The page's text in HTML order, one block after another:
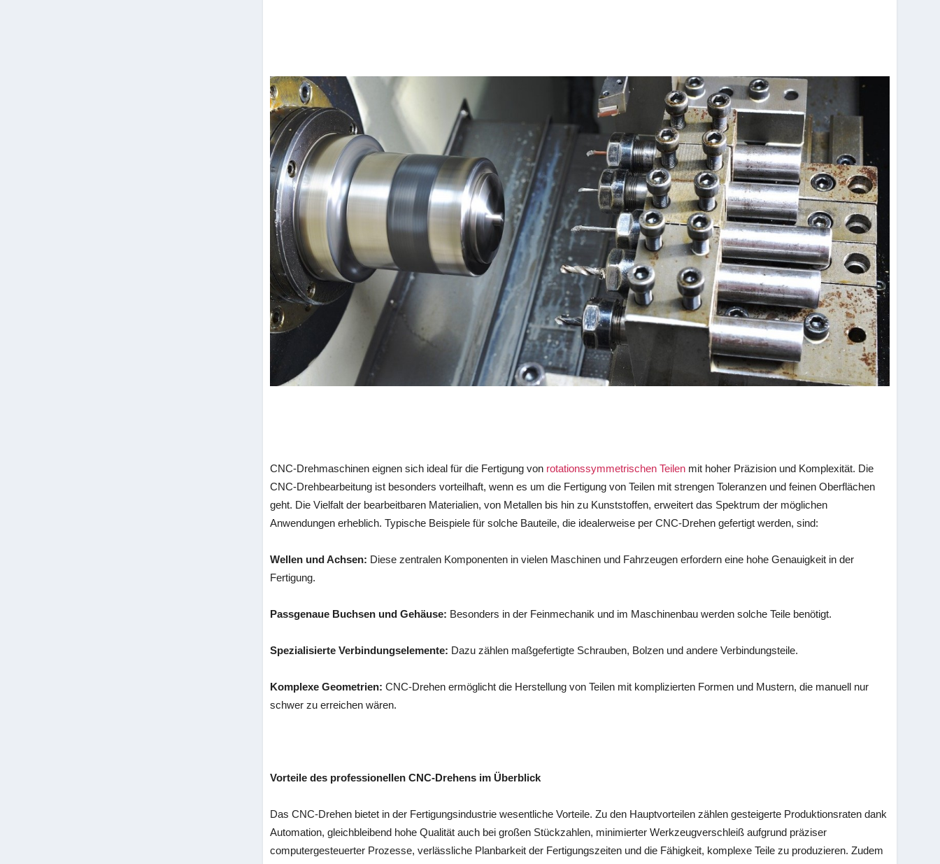
CNC-Drehmaschinen eignen sich ideal für die Fertigung von rotationssymmetrischen Teilen mit hoher Präzision und Komplexität. Die
CNC-Drehbearbeitung ist besonders vorteilhaft, wenn es um die Fertigung von Teilen mit strengen Toleranzen und feinen Oberflächen
geht. Die Vielfalt der bearbeitbaren Materialien, von Metallen bis hin zu Kunststoffen, erweitert das Spektrum der möglichen
Anwendungen erheblich. Typische Beispiele für solche Bauteile, die idealerweise per CNC-Drehen gefertigt werden, sind:
Wellen und Achsen: Diese zentralen Komponenten in vielen Maschinen und Fahrzeugen erfordern eine hohe Genauigkeit in der
Fertigung.
Passgenaue Buchsen und Gehäuse: Besonders in der Feinmechanik und im Maschinenbau werden solche Teile benötigt.
Spezialisierte Verbindungselemente: Dazu zählen maßgefertigte Schrauben, Bolzen und andere Verbindungsteile.
Komplexe Geometrien: CNC-Drehen ermöglicht die Herstellung von Teilen mit komplizierten Formen und Mustern, die manuell nur
schwer zu erreichen wären.
Vorteile des professionellen CNC-Drehens im Überblick
Das CNC-Drehen bietet in der Fertigungsindustrie wesentliche Vorteile. Zu den Hauptvorteilen zählen gesteigerte Produktionsraten dank
Automation, gleichbleibend hohe Qualität auch bei großen Stückzahlen, minimierter Werkzeugverschleiß aufgrund präziser
computergesteuerter Prozesse, verlässliche Planbarkeit der Fertigungszeiten und die Fähigkeit, komplexe Teile zu produzieren. Zudem